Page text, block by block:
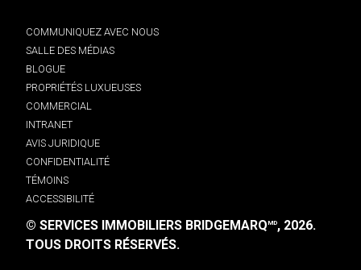
COMMUNIQUEZ AVEC NOUS
SALLE DES MÉDIAS
BLOGUE
PROPRIÉTÉS LUXUEUSES
COMMERCIAL
INTRANET
AVIS JURIDIQUE
CONFIDENTIALITÉ
TÉMOINS
ACCESSIBILITÉ
© SERVICES IMMOBILIERS BRIDGEMARQMD, 2026.
TOUS DROITS RÉSERVÉS.